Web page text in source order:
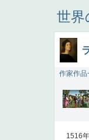
世界
作家作品
1516